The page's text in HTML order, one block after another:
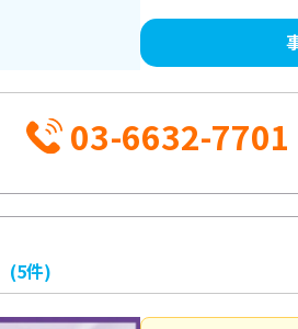
03-6632-7701
(5件)